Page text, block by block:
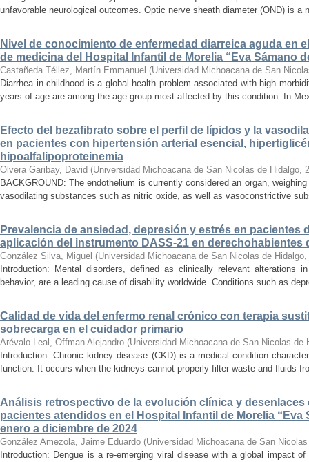
unfavorable neurological outcomes. Optic nerve sheath diameter (OND) is a
Nivel de conocimiento de enfermedad diarreica aguda en
de medicina del Hospital Infantil de Morelia “Eva Sámano
Castañeda Téllez, Martín Emmanuel (Universidad Michoacana de San
Diarrhea in childhood is a global health problem associated with high
years of age are among the age group most affected by this condition. In
Efecto del bezafibrato sobre el perfil de lípidos y la
en pacientes con hipertensión arterial esencial,
hipoalfalipoproteinemia
Olvera Garibay, David (Universidad Michoacana de San Nicolas de Hidalgo,
BACKGROUND: The endothelium is currently considered an organ,
vasodilating substances such as nitric oxide, as well as vasoconstrictive
Prevalencia de ansiedad, depresión y estrés en pacientes
aplicación del instrumento DASS-21 en derechohabientes
González Silva, Miguel (Universidad Michoacana de San Nicolas de Hidalgo,
Introduction: Mental disorders, defined as clinically relevant alterations
behavior, are a leading cause of disability worldwide. Conditions such as
Calidad de vida del enfermo renal crónico con terapia
sobrecarga en el cuidador primario
Arévalo Leal, Offman Alejandro (Universidad Michoacana de San Nicolas de
Introduction: Chronic kidney disease (CKD) is a medical condition
function. It occurs when the kidneys cannot properly filter waste and fluids
Análisis retrospectivo de la evolución clínica y desenlaces
pacientes atendidos en el Hospital Infantil de Morelia “Eva
enero a diciembre de 2024
González Amezola, Jaime Eduardo (Universidad Michoacana de San
Introduction: Dengue is a re-emerging viral disease with a global impact